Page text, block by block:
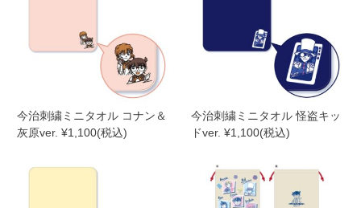
今治刺繍ミニタオル コナン＆
灰原ver. ¥1,100(税込)
今治刺繍ミニタオル 怪盗キッ
ドver. ¥1,100(税込)